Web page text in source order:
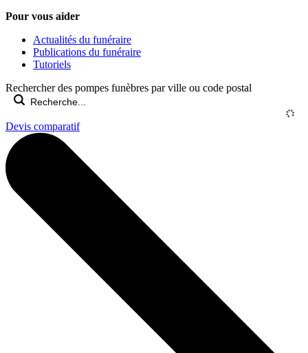
Pour vous aider
Actualités du funéraire
Publications du funéraire
Tutoriels
Rechercher des pompes funèbres par ville ou code postal
Devis comparatif